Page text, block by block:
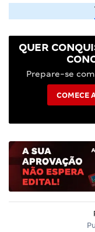
QUER
Prepare-se
COMECE